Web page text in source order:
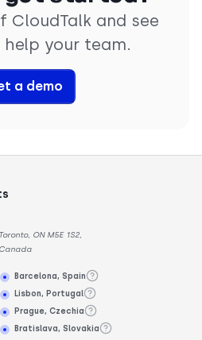
CloudTalk and see
your team.
a demo
Toronto, ON M5E 1S2,
Canada
Barcelona, Spain
Lisbon, Portugal
Prague, Czechia
Bratislava, Slovakia